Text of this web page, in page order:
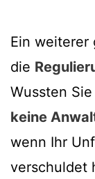
Ein weiterer
die
Wussten
keine
wenn Ihr
verschuldet